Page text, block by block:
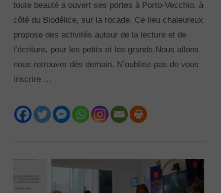
toute beauté a ouvert ses portes à Porto-Vecchio, à
côté du Biodélice, sur la rocade. Ce lieu chaleureux
propose des activités autour de la lecture et de
l’écriture, pour les petits et les grands.Nous allons
nous retrouver dès demain. N’oubliez-pas de vous
inscrire …